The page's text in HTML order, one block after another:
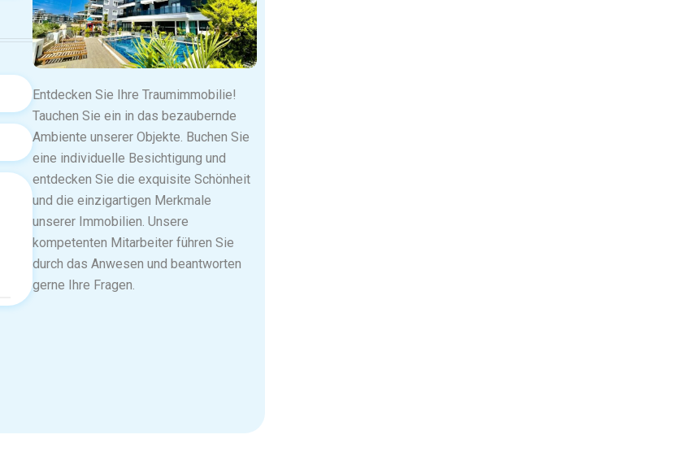
Entdecken Sie Ihre Traumimmobilie!
Tauchen Sie ein in das bezaubernde
Ambiente unserer Objekte. Buchen Sie
eine individuelle Besichtigung und
entdecken Sie die exquisite Schönheit
und die einzigartigen Merkmale
unserer Immobilien. Unsere
kompetenten Mitarbeiter führen Sie
durch das Anwesen und beantworten
gerne Ihre Fragen.